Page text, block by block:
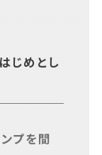
｜じめとし
プを間